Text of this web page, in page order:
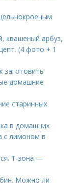
квашеный арбуз,
(4 фото + 1
заготовить
домашние
старинных
в домашних
с лимоном в
Т-зона —
Можно ли